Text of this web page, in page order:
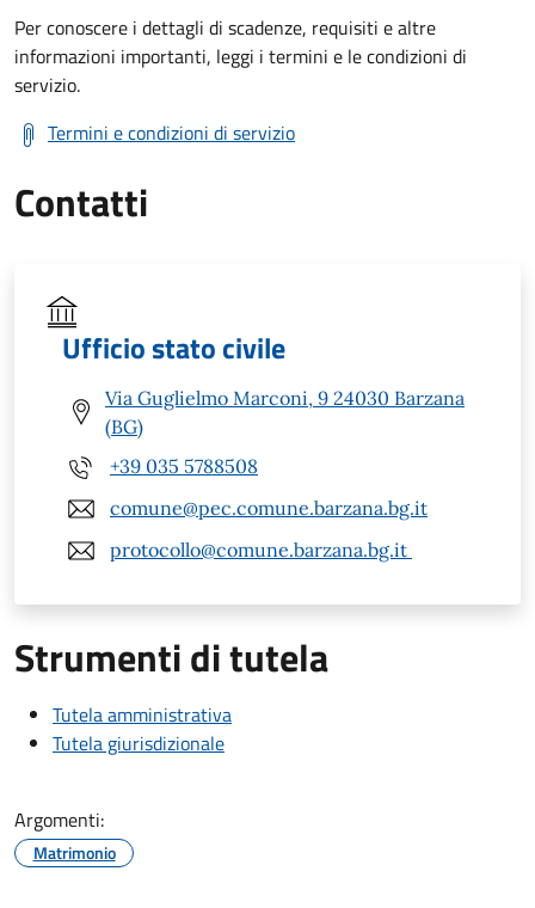
Per conoscere i dettagli di scadenze, requisiti e altre
informazioni importanti, leggi i termini e le condizioni di
servizio.
Termini e condizioni di servizio
Contatti
Ufficio stato civile
Via Guglielmo Marconi, 9 24030 Barzana
(BG)
+39 035 5788508
comune@pec.comune.barzana.bg.it
protocollo@comune.barzana.bg.it
Strumenti di tutela
Tutela amministrativa
Tutela giurisdizionale
Argomenti:
Matrimonio